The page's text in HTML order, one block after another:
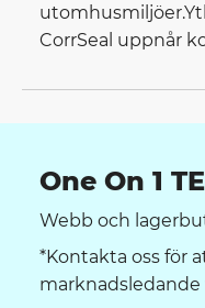
CorrSeal uppnår
One On 1
Webb och
*Kontakta oss för